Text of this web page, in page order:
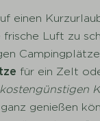
einen
frische Luft zu
für ein Zelt
kostengünstigen
genießen